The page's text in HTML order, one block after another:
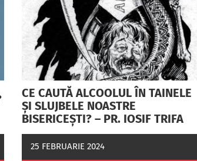
CE CAUTĂ ALCOOLUL ÎN TAINELE
ŞI SLUJBELE NOASTRE
BISERICEŞTI? – PR. IOSIF TRIFA
25 FEBRUARIE 2024